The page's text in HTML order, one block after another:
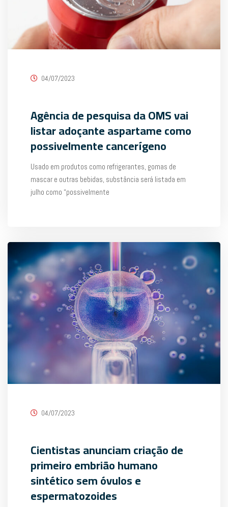
04/07/2023
Agência de pesquisa da OMS vai
listar adoçante aspartame como
possivelmente cancerígeno
Usado em produtos como refrigerantes, gomas de
mascar e outras bebidas, substância será listada em
julho como “possivelmente
04/07/2023
Cientistas anunciam criação de
primeiro embrião humano
sintético sem óvulos e
espermatozoides